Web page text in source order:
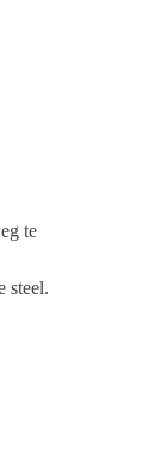
te
steel.